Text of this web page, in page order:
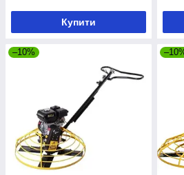
Купити
–10%